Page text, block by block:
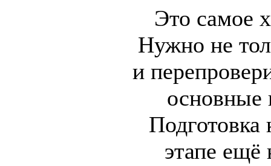
Это самое
Нужно не
и
основные
Подготовка
этапе ещё